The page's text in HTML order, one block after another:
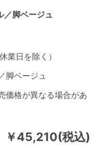
￥45,210(税込)
価格が異なる場合があ
業日を除く）
脚ベージュ
／脚ベージュ